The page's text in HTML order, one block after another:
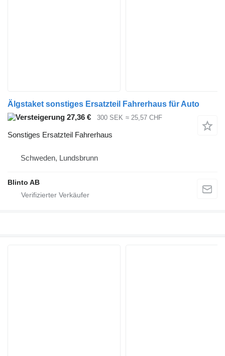
Älgstaket sonstiges Ersatzteil Fahrerhaus für Auto
27,36 €
300 SEK ≈ 25,57 CHF
Sonstiges Ersatzteil Fahrerhaus
Schweden, Lundsbrunn
Blinto AB